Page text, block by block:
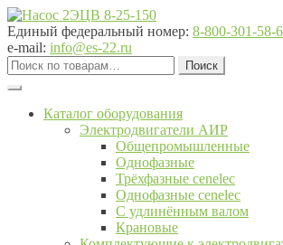
Перейти
к
навигации
Перейти
к
содержимому
Единый федеральный номер: 8-800-301-58-
e-mail: info@es-22.ru
Искать:
Поиск
Каталог оборудования
Электродвигатели АИР
Общепромышленные
Однофазные
Трёхфазные cenelec
Однофазные cenelec
С удлинённым валом
Крановые